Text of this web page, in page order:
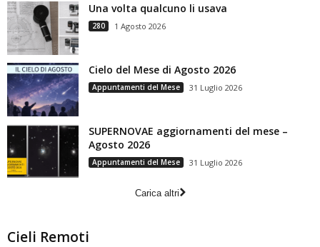
Una volta qualcuno li usava
280 1 Agosto 2026
Cielo del Mese di Agosto 2026
Appuntamenti del Mese 31 Luglio 2026
SUPERNOVAE aggiornamenti del mese –
Agosto 2026
Appuntamenti del Mese 31 Luglio 2026
Carica altri
Cieli Remoti